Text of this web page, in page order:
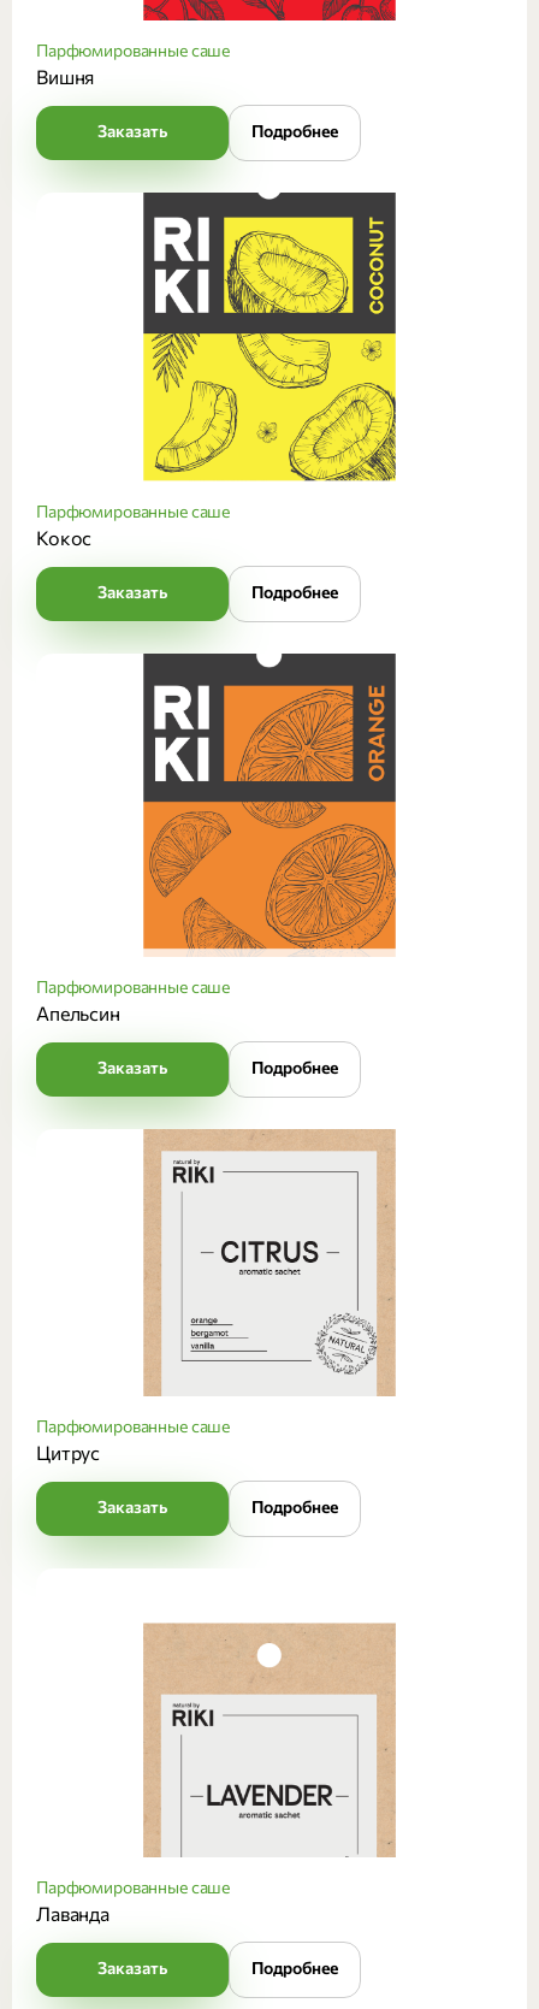
Парфюмированные саше
Вишня
Заказать Подробнее
Парфюмированные саше
Кокос
Заказать Подробнее
Парфюмированные саше
Апельсин
Заказать Подробнее
Парфюмированные саше
Цитрус
Заказать Подробнее
Парфюмированные саше
Лаванда
Заказать Подробнее